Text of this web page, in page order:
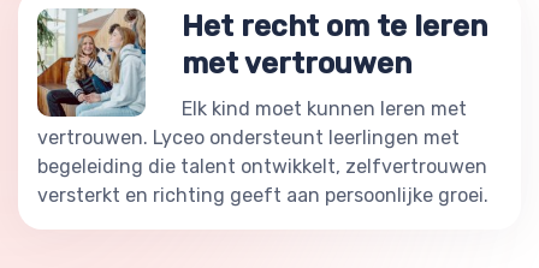
Het recht om te leren
met vertrouwen
Elk kind moet kunnen leren met
vertrouwen. Lyceo ondersteunt leerlingen met
begeleiding die talent ontwikkelt, zelfvertrouwen
versterkt en richting geeft aan persoonlijke groei.